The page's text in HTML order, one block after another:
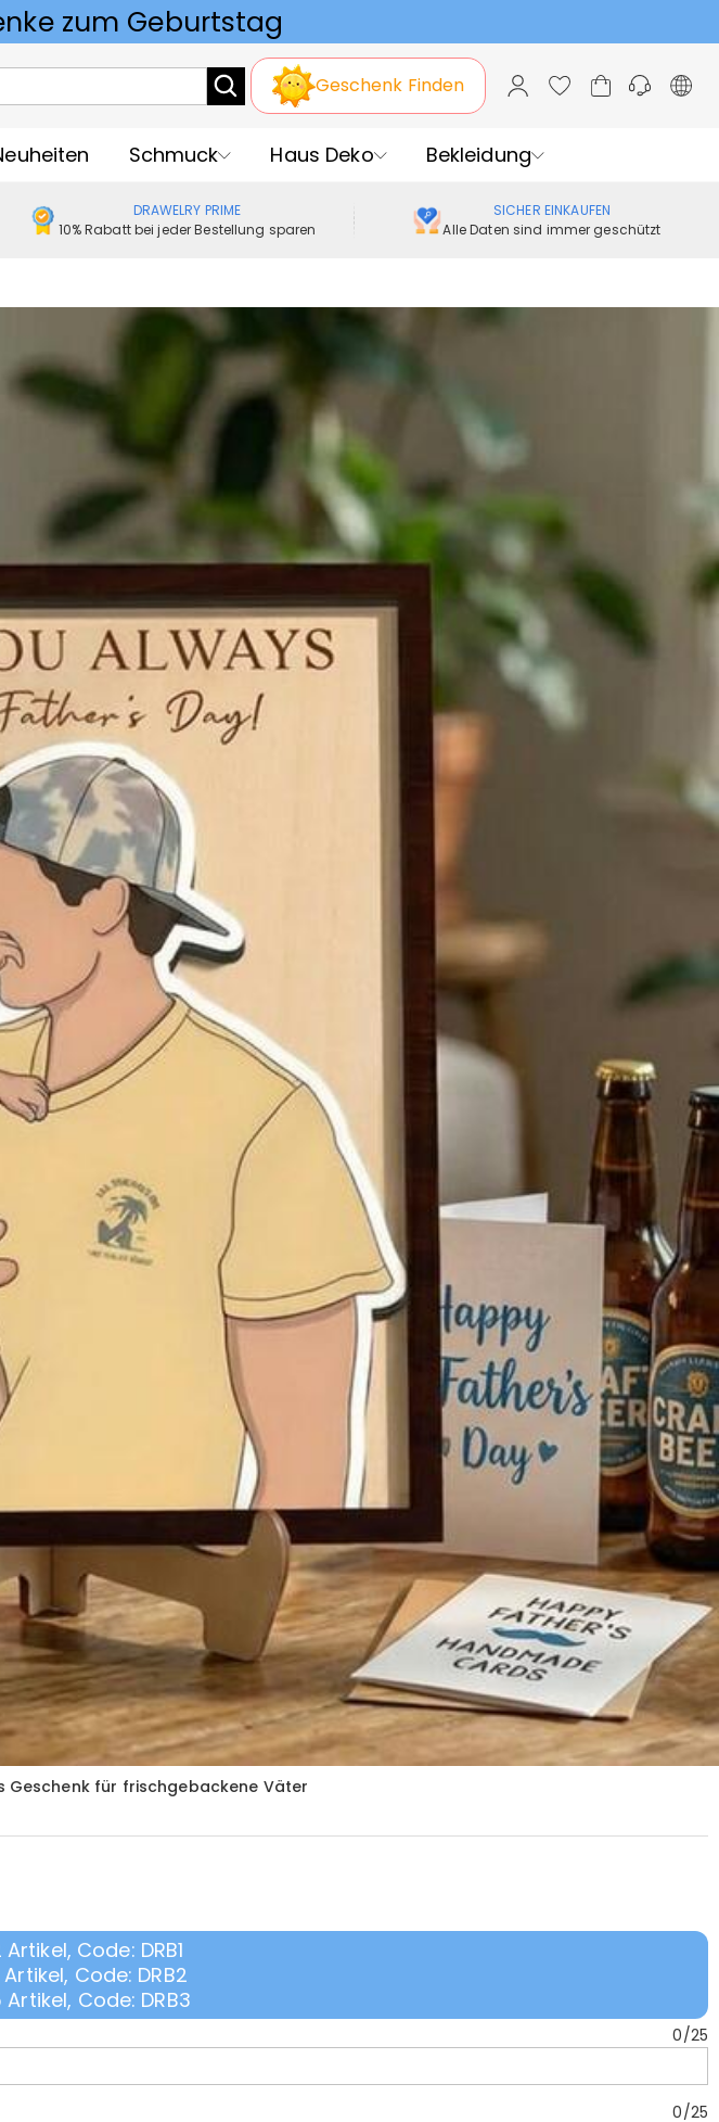
Geschenk Finden
Schmuck Haus Deko Bekleidung
DRAWELRY PRIME
10% Rabatt bei jeder Bestellung sparen
SICHER EINKAUFEN
Alle Daten sind immer geschützt
für frischgebackene Väter
Code: DRB1
Code: DRB2
Code: DRB3
0/25
0/25